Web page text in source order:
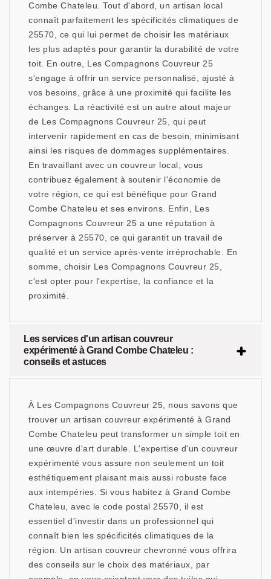
Combe Chateleu. Tout d'abord, un artisan local
connaît parfaitement les spécificités climatiques de
25570, ce qui lui permet de choisir les matériaux
les plus adaptés pour garantir la durabilité de votre
toit. En outre, Les Compagnons Couvreur 25
s'engage à offrir un service personnalisé, ajusté à
vos besoins, grâce à une proximité qui facilite les
échanges. La réactivité est un autre atout majeur
de Les Compagnons Couvreur 25, qui peut
intervenir rapidement en cas de besoin, minimisant
ainsi les risques de dommages supplémentaires.
En travaillant avec un couvreur local, vous
contribuez également à soutenir l'économie de
votre région, ce qui est bénéfique pour Grand
Combe Chateleu et ses environs. Enfin, Les
Compagnons Couvreur 25 a une réputation à
préserver à 25570, ce qui garantit un travail de
qualité et un service après-vente irréprochable. En
somme, choisir Les Compagnons Couvreur 25,
c'est opter pour l'expertise, la confiance et la
proximité.
Les services d'un artisan couvreur
expérimenté à Grand Combe Chateleu :
conseils et astuces
À Les Compagnons Couvreur 25, nous savons que
trouver un artisan couvreur expérimenté à Grand
Combe Chateleu peut transformer un simple toit en
une œuvre d'art durable. L'expertise d'un couvreur
expérimenté vous assure non seulement un toit
esthétiquement plaisant mais aussi robuste face
aux intempéries. Si vous habitez à Grand Combe
Chateleu, avec le code postal 25570, il est
essentiel d'investir dans un professionnel qui
connaît bien les spécificités climatiques de la
région. Un artisan couvreur chevronné vous offrira
des conseils sur le choix des matériaux, par